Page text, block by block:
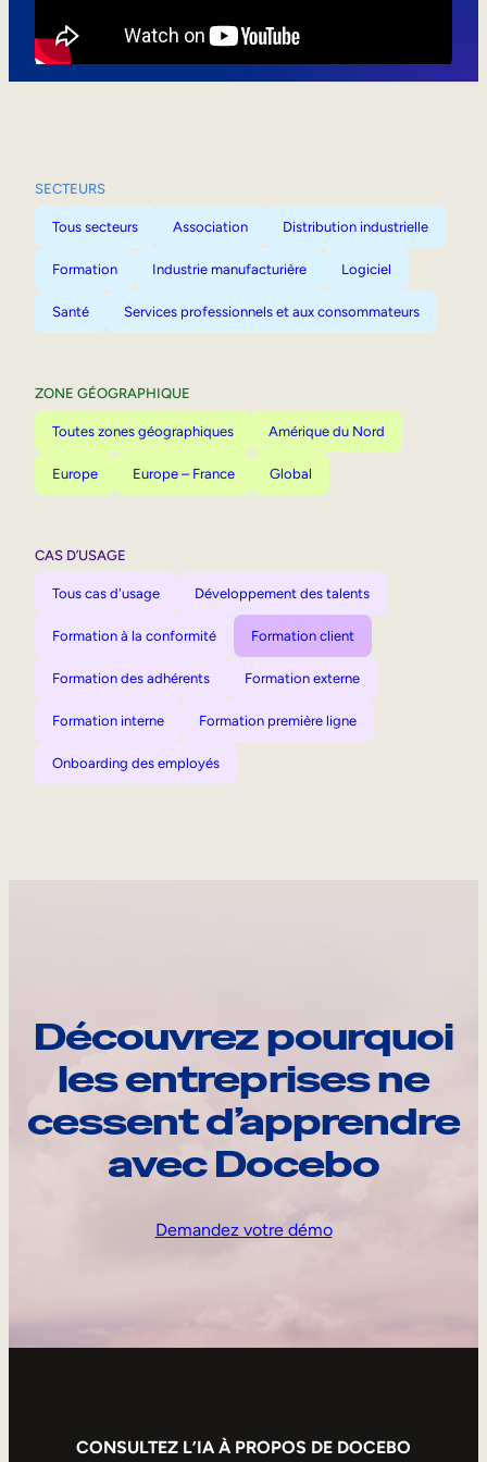
SECTEURS
Tous secteurs Association Distribution industrielle
Formation Industrie manufacturière Logiciel
Santé Services professionnels et aux consommateurs
ZONE GÉOGRAPHIQUE
Toutes zones géographiques Amérique du Nord
Europe Europe – France Global
CAS D’USAGE
Tous cas d'usage Développement des talents
Formation à la conformité Formation client
Formation des adhérents Formation externe
Formation interne Formation première ligne
Onboarding des employés
Découvrez pourquoi
les entreprises ne
cessent d’apprendre
avec Docebo
Demandez votre démo
CONSULTEZ L’IA À PROPOS DE DOCEBO